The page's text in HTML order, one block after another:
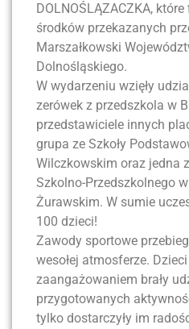
DOLNOŚLĄZACZKA,
środków przekazanych
Marszałkowski
Dolnośląskiego.
W wydarzeniu wzięły
zerówek z przedszkola w
przedstawiciele innych
grupa ze Szkoły
Wilczkowskim oraz jedna
Szkolno-Przedszkolnego
Żurawskim. W sumie
100 dzieci!
Zawody sportowe
wesołej atmosferze.
zaangażowaniem brały
przygotowanych
tylko dostarczyły im